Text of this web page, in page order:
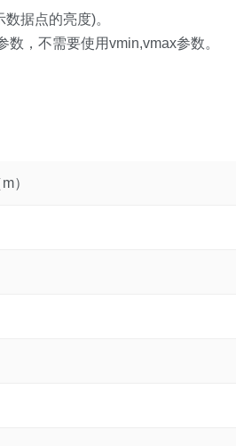
据点的亮度)。
数，不需要使用vmin,vmax参数。
）